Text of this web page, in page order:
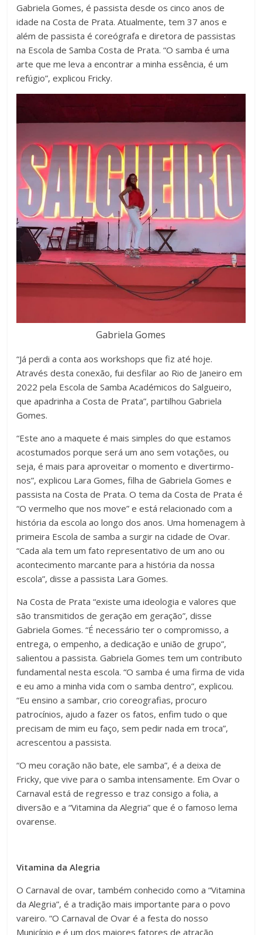
Gabriela Gomes, é passista desde os cinco anos de
idade na Costa de Prata. Atualmente, tem 37 anos e
além de passista é coreógrafa e diretora de passistas
na Escola de Samba Costa de Prata. “O samba é uma
arte que me leva a encontrar a minha essência, é um
refúgio”, explicou Fricky.
Gabriela Gomes
“Já perdi a conta aos workshops que fiz até hoje.
Através desta conexão, fui desfilar ao Rio de Janeiro em
2022 pela Escola de Samba Académicos do Salgueiro,
que apadrinha a Costa de Prata”, partilhou Gabriela
Gomes.
“Este ano a maquete é mais simples do que estamos
acostumados porque será um ano sem votações, ou
seja, é mais para aproveitar o momento e divertirmo-
nos”, explicou Lara Gomes, filha de Gabriela Gomes e
passista na Costa de Prata. O tema da Costa de Prata é
“O vermelho que nos move” e está relacionado com a
história da escola ao longo dos anos. Uma homenagem à
primeira Escola de samba a surgir na cidade de Ovar.
“Cada ala tem um fato representativo de um ano ou
acontecimento marcante para a história da nossa
escola”, disse a passista Lara Gomes.
Na Costa de Prata “existe uma ideologia e valores que
são transmitidos de geração em geração”, disse
Gabriela Gomes. “É necessário ter o compromisso, a
entrega, o empenho, a dedicação e união de grupo”,
salientou a passista. Gabriela Gomes tem um contributo
fundamental nesta escola. “O samba é uma firma de vida
e eu amo a minha vida com o samba dentro”, explicou.
“Eu ensino a sambar, crio coreografias, procuro
patrocínios, ajudo a fazer os fatos, enfim tudo o que
precisam de mim eu faço, sem pedir nada em troca”,
acrescentou a passista.
“O meu coração não bate, ele samba”, é a deixa de
Fricky, que vive para o samba intensamente. Em Ovar o
Carnaval está de regresso e traz consigo a folia, a
diversão e a “Vitamina da Alegria” que é o famoso lema
ovarense.
Vitamina da Alegria
O Carnaval de ovar, também conhecido como a “Vitamina
da Alegria”, é a tradição mais importante para o povo
vareiro. “O Carnaval de Ovar é a festa do nosso
Município e é um dos maiores fatores de atração